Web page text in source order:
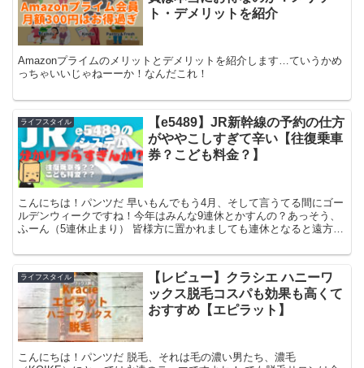
ト・デメリットを紹介
Amazonプライムのメリットとデメリットを紹介します…ていうかめ
っちゃいいじゃねーーか！なんだこれ！
ライフスタイル
【e5489】JR新幹線の予約の仕方
がややこしすぎて辛い【往復乗車
券？こども料金？】
こんにちは！パンツだ 早いもんでもう4月、そして言うてる間にゴー
ルデンウィークですね！今年はみんな9連休とかすんの？あっそう、
ふーん（5連休止まり） 皆様方に置かれましても連休となると遠方ま
ライフスタイル
【レビュー】クラシエ ハニーワ
ックス脱毛コスパも効果も高くて
おすすめ【エピラット】
こんにちは！パンツだ 脱毛、それは毛の濃い男たち、濃毛